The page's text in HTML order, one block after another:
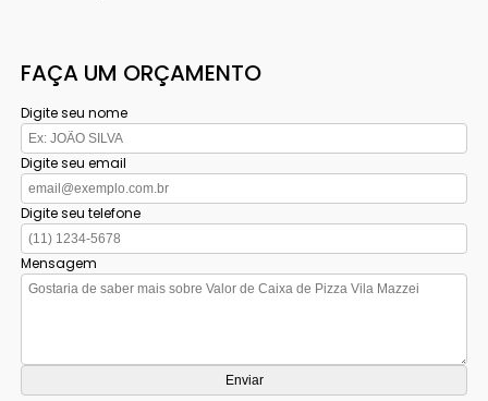
FAÇA UM ORÇAMENTO
Digite seu nome
Digite seu email
Digite seu telefone
Mensagem